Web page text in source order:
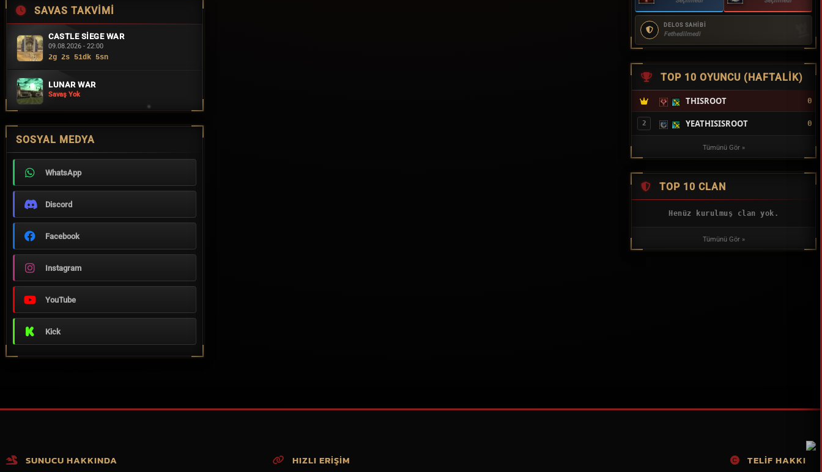
SAVAS TAKVIMI
CASTLE SIEGE WAR
09.08.2026 - 22:00
2g 2s 51dk 4sn
LUNAR WAR
Savaş Yok
SOSYAL MEDYA
WhatsApp
Discord
Facebook
Instagram
YouTube
Kick
DELOS SAHİBİ
Fethedilmedi
TOP 10 OYUNCU (HAFTALIK)
THISROOT 0
2 YEATHISISROOT 0
Tümünü Gör »
TOP 10 CLAN
Henüz kurulmuş clan yok.
Tümünü Gör »
SUNUCU HAKKINDA HIZLI ERİŞİM TELİF HAKKI